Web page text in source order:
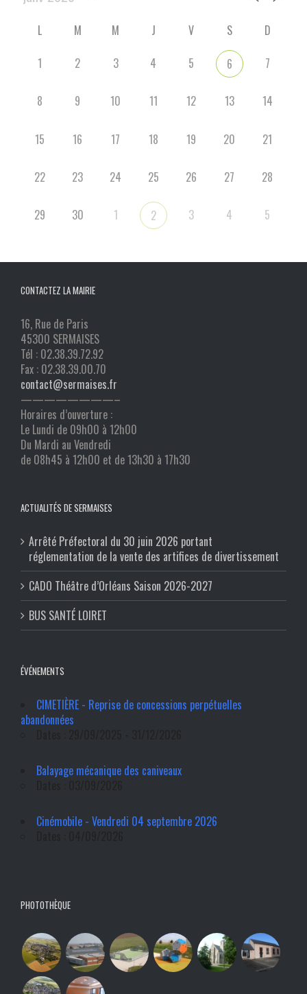
L M M J V S
D
1
2 3 4 5 6 7
8 9 10 11 12 13 14
15 16 17 18 19 20 21
22 23 24 25 26 27 28
29 30 1 2 3 4 5
CONTACTEZ LA MAIRIE
16, Rue de Paris
45300 SERMAISES
Tél : 02.38.39.72.92
Fax : 02.38.39.00.70
contact@sermaises.fr
————————–
Horaires d’ouverture :
Le Lundi de 09h00 à 12h00
Du Mardi au Vendredi
de 08h45 à 12h00 et de 13h30 à 17h30
ACTUALITÉS DE SERMAISES
Arrêté Préfectoral du 30 juin 2026 portant
réglementation de la vente des artifices de divertissement
CADO Théâtre d’Orléans Saison 2026-2027
BUS SANTÉ LOIRET
ÉVÉNEMENTS
CIMETIÈRE - Reprise de concessions perpétuelles
abandonnées
Balayage mécanique des caniveaux
Cinémobile - Vendredi 04 septembre 2026
PHOTOTHÈQUE